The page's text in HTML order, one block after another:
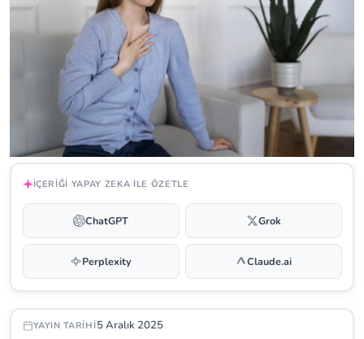
İÇERIĞI YAPAY ZEKA ILE ÖZETLE
ChatGPT Grok
Perplexity Claude.ai
YAYIN TARIHI5 Aralık 2025